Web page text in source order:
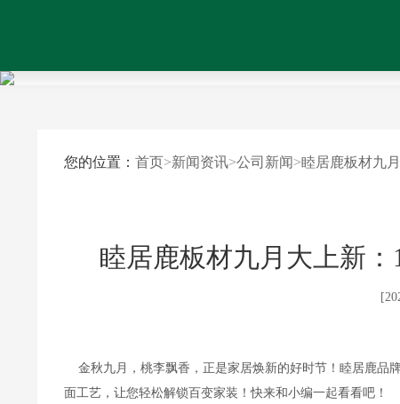
您的位置： 首页>新闻资讯>公司新闻>睦居鹿板材九
睦居鹿板材九月大上新
金秋九月，桃李飘香，正是家居焕新的好时节！睦居鹿品
面工艺，让您轻松解锁百变家装！快来和小编一起看看吧！